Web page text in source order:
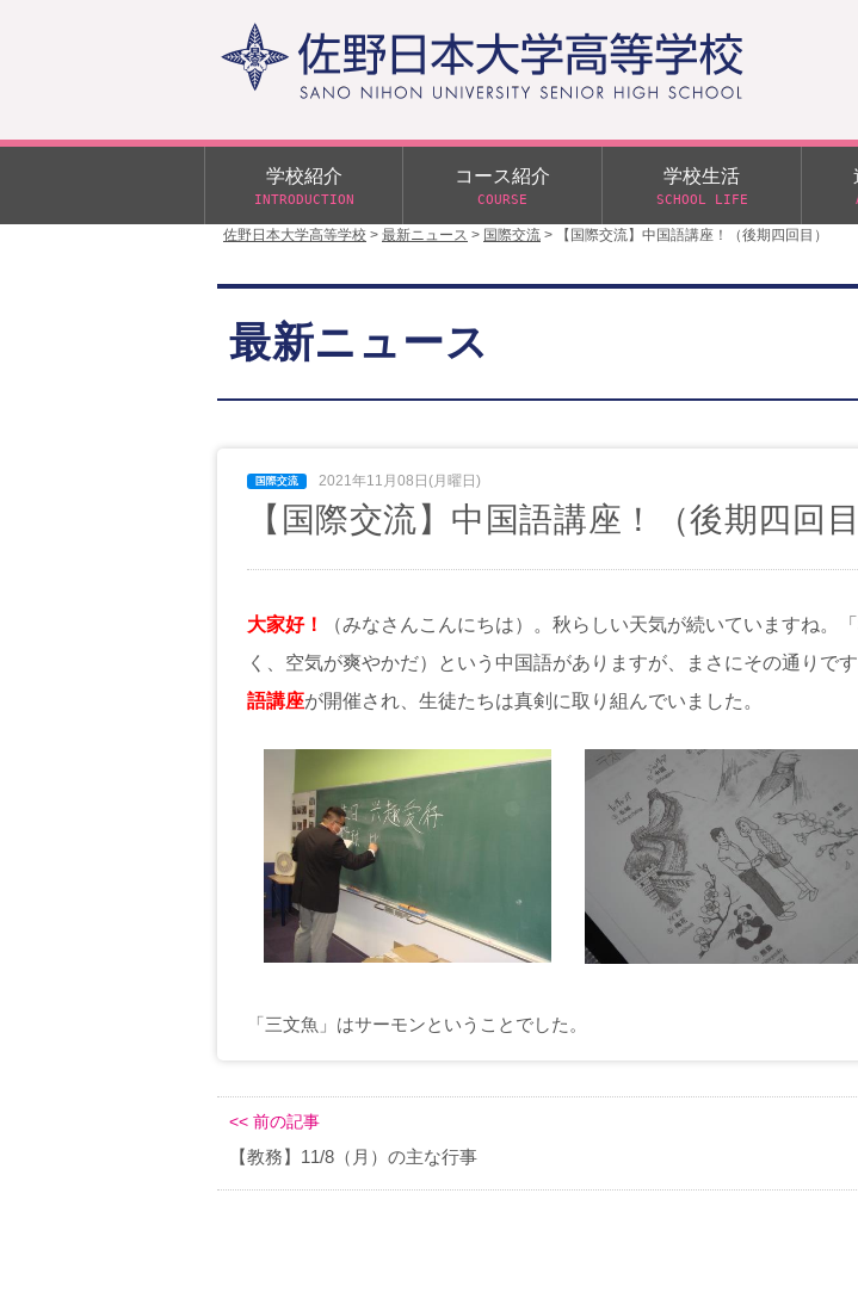
佐野日本大学高等学校 > 最新ニュース > 国際交流 > 【国際交流】中国語講座！（後期四回目）
学校紹介
INTRODUCTION
学校案内
広報佐野日大
コース紹介
COURSE
αクラス 特別進学クラス（Tクラス）
N進学クラス（Nクラス）
学校生活
SCHOOL LIFE
スクールバス
学則（令和8年度～）
日大DAY
学校案内パンフレット
令和７年度 学力判定テスト
サニチヒーローズ
最新ニュース
2021年11月08日(月曜日)
【国際交流】中国語講座！（後期四回目
大家好！
（みなさんこんにちは）。秋らしい天気が続いていますね。
く、空気が爽やかだ）という中国語がありますが、まさにその通りで
語講座が開催され、生徒たちは真剣に取り組んでいました。
「三文魚」はサーモンということでした。
<< 前の記事
【教務】11/8（月）の主な行事